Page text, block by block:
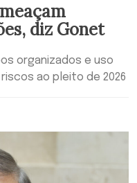
diz Gonet
organizados e uso
ao pleito de 2026